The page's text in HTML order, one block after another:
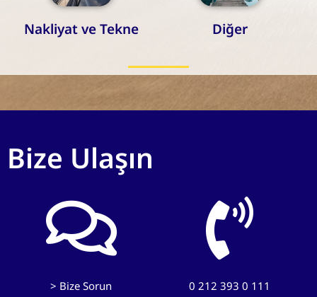
Nakliyat ve Tekne Diğer
Bize Ulaşın
> Bize Sorun 0 212 393 0 111